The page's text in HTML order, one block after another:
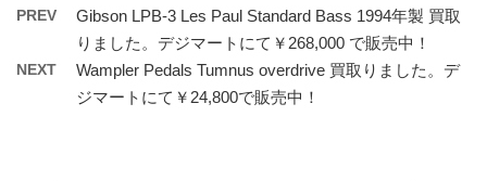
PREV
Gibson LPB-3 Les Paul Standard Bass 1994年製 買取
りました。デジマートにて￥268,000 で販売中！
NEXT
Wampler Pedals Tumnus overdrive 買取りました。デ
ジマートにて￥24,800で販売中！